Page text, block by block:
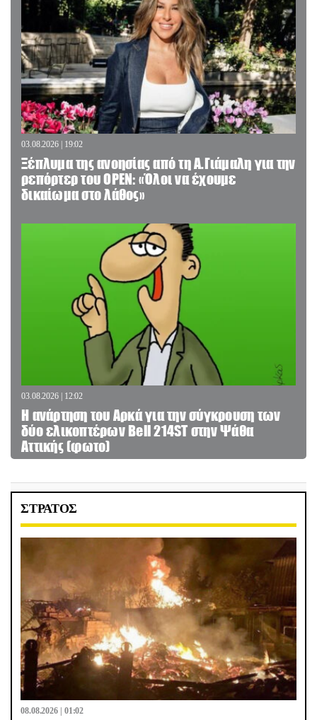
03.08.2026 | 19:02
Ξέπλυμα της ανοησίας από τη Α.Γιάμαλη για την
ρεπόρτερ του ΟΡΕΝ: «Όλοι να έχουμε
δικαίωμα στο λάθος»
03.08.2026 | 12:02
Η ανάρτηση του Αρκά για την σύγκρουση των
δύο ελικοπτέρων Bell 214ST στην Ψάθα
Αττικής (φωτο)
ΣΤΡΑΤΟΣ
08.08.2026 | 01:02